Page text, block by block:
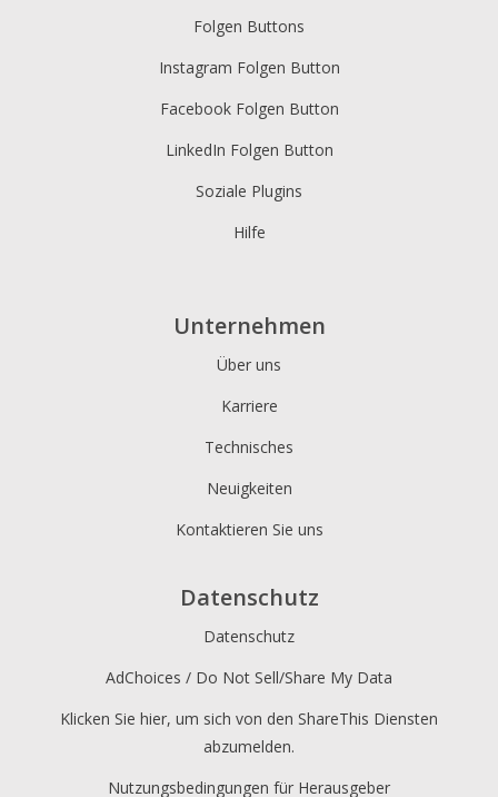
Folgen Buttons
Instagram Folgen Button
Facebook Folgen Button
LinkedIn Folgen Button
Soziale Plugins
Hilfe
Unternehmen
Über uns
Karriere
Technisches
Neuigkeiten
Kontaktieren Sie uns
Datenschutz
Datenschutz
AdChoices / Do Not Sell/Share My Data
Klicken Sie hier, um sich von den ShareThis Diensten
abzumelden.
Nutzungsbedingungen für Herausgeber